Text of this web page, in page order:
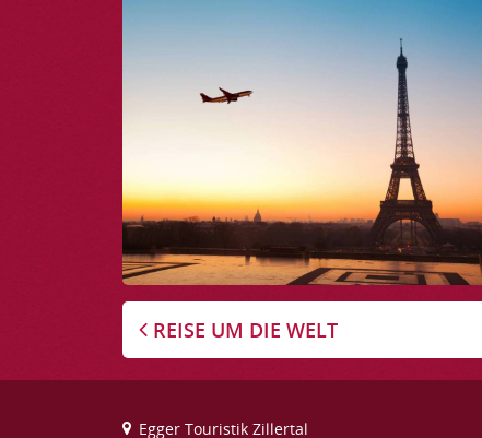
REISE UM DIE WELT
Egger Touristik Zillertal